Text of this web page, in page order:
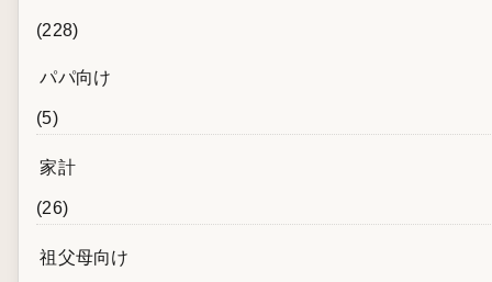
(228)
パパ向け
(5)
家計
(26)
祖父母向け